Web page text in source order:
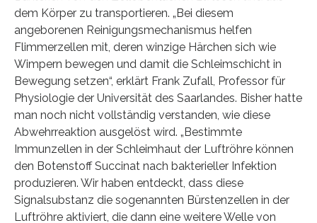
dem Körper zu transportieren. „Bei diesem
angeborenen Reinigungsmechanismus helfen
Flimmerzellen mit, deren winzige Härchen sich wie
Wimpern bewegen und damit die Schleimschicht in
Bewegung setzen“, erklärt Frank Zufall, Professor für
Physiologie der Universität des Saarlandes. Bisher hatte
man noch nicht vollständig verstanden, wie diese
Abwehrreaktion ausgelöst wird. „Bestimmte
Immunzellen in der Schleimhaut der Luftröhre können
den Botenstoff Succinat nach bakterieller Infektion
produzieren. Wir haben entdeckt, dass diese
Signalsubstanz die sogenannten Bürstenzellen in der
Luftröhre aktiviert, die dann eine weitere Welle von